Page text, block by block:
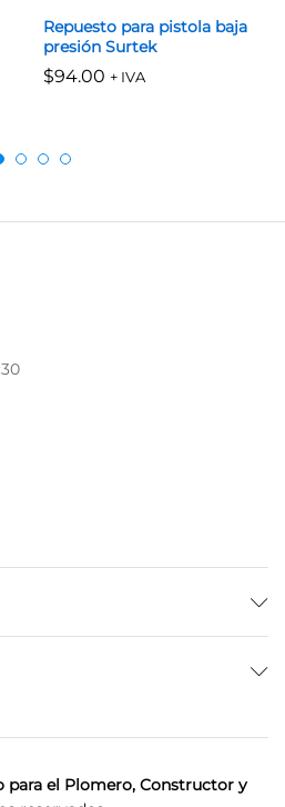
Repuesto para pistola baja
presión Surtek
$94.00 + IVA
para el Plomero, Constructor y